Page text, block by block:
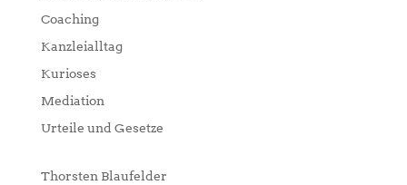
Coaching
Kanzleialltag
Kurioses
Mediation
Urteile und Gesetze
Thorsten Blaufelder